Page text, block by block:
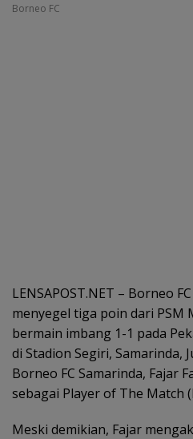
Borneo FC
LENSAPOST.NET – Borneo
menyegel tiga poin dari PSM
bermain imbang 1-1 pada
di Stadion Segiri, Samarinda,
Borneo FC Samarinda, Fajar
sebagai Player of The Match
Meski demikian, Fajar